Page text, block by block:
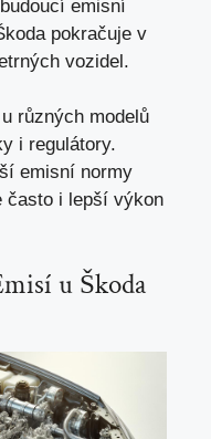
emisní
pokračuje v
vozidel.
různých modelů
i regulátory.
emisní normy
často i lepší výkon
u Škoda